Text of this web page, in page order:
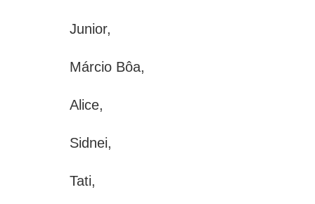
Junior,
Márcio Bôa,
Alice,
Sidnei,
Tati,